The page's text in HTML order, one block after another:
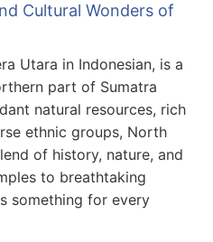
Cultural Wonders of
Utara in Indonesian, is a
part of Sumatra
natural resources, rich
ethnic groups, North
of history, nature, and
to breathtaking
something for every